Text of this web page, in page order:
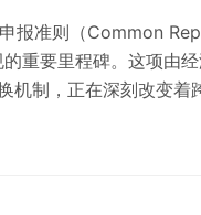
报准则（Common
重要里程碑。这项由
机制，正在深刻改变着
容小觑：截至目前，已